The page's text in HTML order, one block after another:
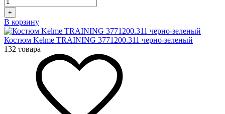
+
В корзину
Костюм Kelme TRAINING 3771200.311 черно-зеленый
132 товара